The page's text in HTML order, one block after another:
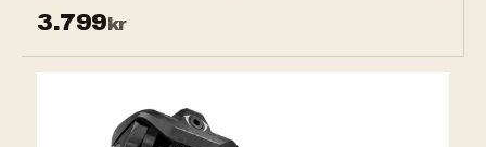
3.799kr